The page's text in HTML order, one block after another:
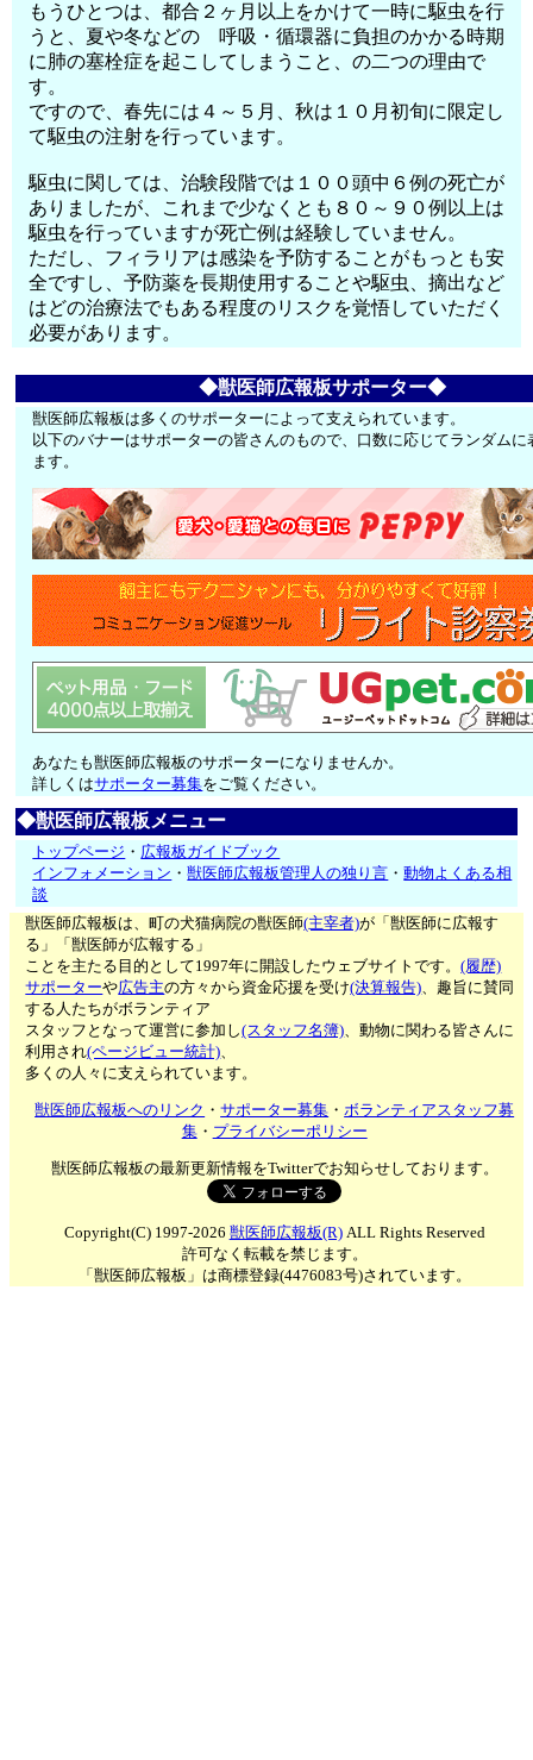
もうひとつは、都合２ヶ月以上をかけて一時に駆虫を行
うと、夏や冬などの 呼吸・循環器に負担のかかる時期
に肺の塞栓症を起こしてしまうこと、の二つの理由で
す。
ですので、春先には４～５月、秋は１０月初旬に限定し
て駆虫の注射を行っています。
駆虫に関しては、治験段階では１００頭中６例の死亡が
ありましたが、これまで少なくとも８０～９０例以上は
駆虫を行っていますが死亡例は経験していません。
ただし、フィラリアは感染を予防することがもっとも安
全ですし、予防薬を長期使用することや駆虫、摘出など
はどの治療法でもある程度のリスクを覚悟していただく
必要があります。
◆獣医師広報板サポーター◆
獣医師広報板は多くのサポーターによって支えられています。
以下のバナーはサポーターの皆さんのもので、口数に応じてランダムに
ます。
あなたも獣医師広報板のサポーターになりませんか。
詳しくはサポーター募集をご覧ください。
◆獣医師広報板メニュー
トップページ ・ 広報板ガイドブック
インフォメーション ・獣医師広報板管理人の独り言 ・動物よくある相
談
獣医師広報板は、町の犬猫病院の獣医師(主宰者)が「獣医師に広報す
る」「獣医師が広報する」
ことを主たる目的として1997年に開設したウェブサイトです。(履歴)
サポーターや広告主の方々から資金応援を受け(決算報告)、趣旨に賛同
する人たちがボランティア
スタッフとなって運営に参加し(スタッフ名簿)、動物に関わる皆さんに
利用され(ページビュー統計)、
多くの人々に支えられています。
獣医師広報板へのリンク ・サポーター募集 ・ボランティアスタッフ募
集・ プライバシーポリシー
獣医師広報板の最新更新情報をTwitterでお知らせしております。
Copyright(C) 1997-2026 獣医師広報板(R)ALL Rights Reserved
許可なく転載を禁じます。
「獣医師広報板」は商標登録(4476083号)されています。